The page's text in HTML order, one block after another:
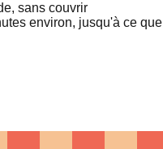
sans couvrir
environ, jusqu'à ce que